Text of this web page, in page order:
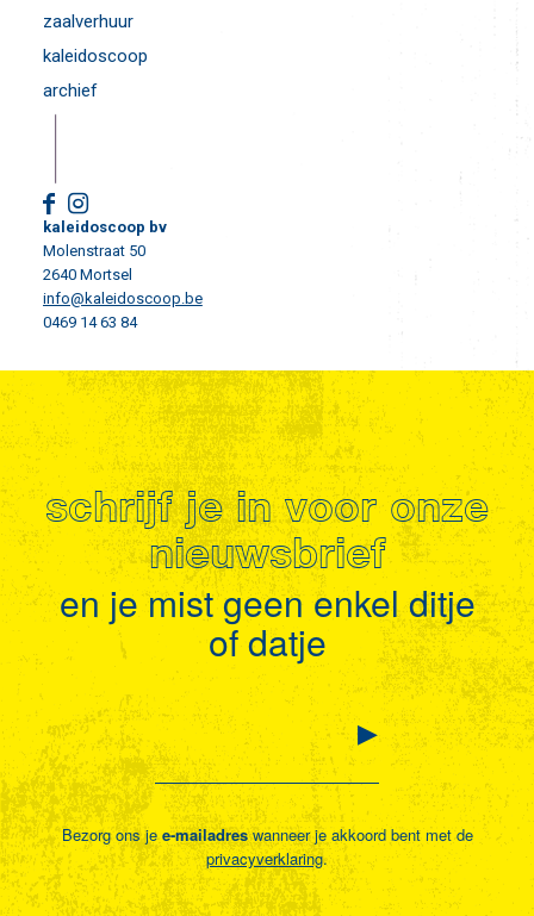
zaalverhuur
kaleidoscoop
archief
kaleidoscoop bv
Molenstraat 50
2640 Mortsel
info@kaleidoscoop.be
0469 14 63 84
schrijf je in voor onze
nieuwsbrief
en je mist geen enkel ditje
of datje
Bezorg ons jee-mailadreswanneer je akkoord bent met de
privacyverklaring.